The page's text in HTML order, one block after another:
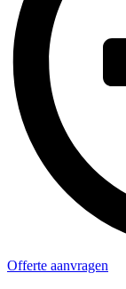
Offerte aanvragen